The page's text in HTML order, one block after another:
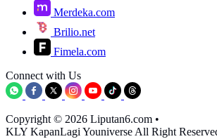
Merdeka.com
Brilio.net
Fimela.com
Connect with Us
Copyright © 2026 Liputan6.com •
KLY KapanLagi Youniverse All Right